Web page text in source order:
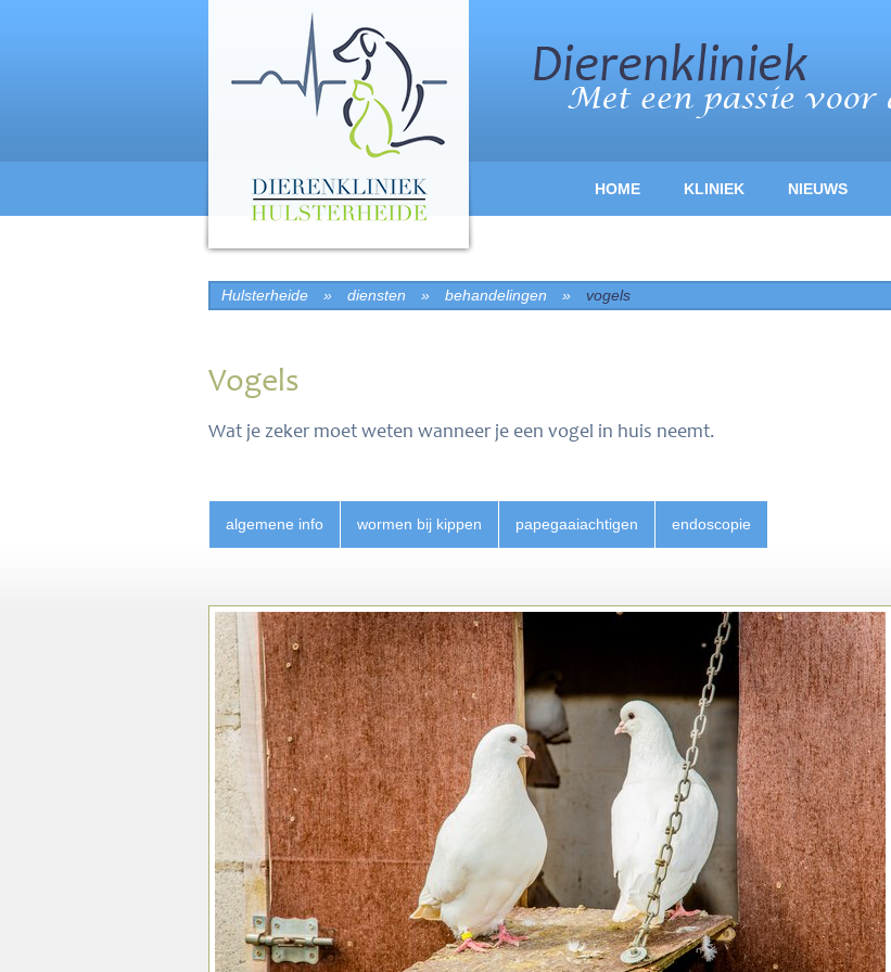
HOME KLINIEK NIEUWS
Hulsterheide » diensten » behandelingen » vogels
Vogels
Wat je zeker moet weten wanneer je een vogel in huis neemt.
algemene info wormen bij kippen papegaaiachtigen endoscopie